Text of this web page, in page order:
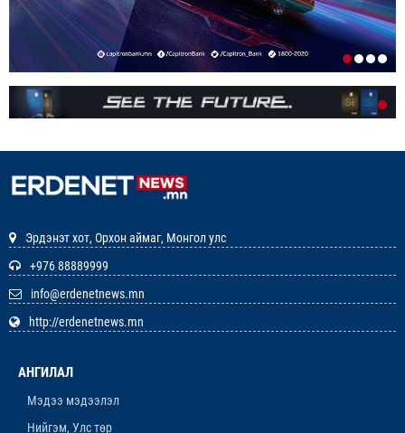
1-р сар. 19, 2026, 10:48 a.m.
ЭНЭ ЖИЛ БҮХ НИЙТЭЭРЭЭ 15 ХОНОГ АМРАХ
НЬ
1-р сар. 7, 2026, 3:41 p.m.
ШАГНАЛ ХҮРТЛЭЭ
ЗАРЛАЛ
12-р сар. 19, 2025, 3:20 p.m.
Эрдэнэт хот, Орхон аймаг, Монгол улс
+976 88889999
info@erdenetnews.mn
http://erdenetnews.mn
АНГИЛАЛ
Мэдээ мэдээлэл
Нийгэм, Улс төр